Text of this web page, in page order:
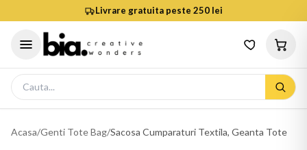
Livrare gratuita peste 250 lei
Acasa/Genti Tote Bag/Sacosa Cumparaturi Textila, Geanta Tote